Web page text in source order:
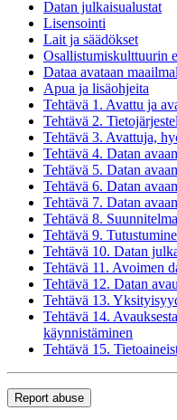
Datan julkaisualustat
Lisensointi
Lait ja säädökset
Osallistumiskulttuurin
Dataa avataan
Apua ja lisäohjeita
Tehtävä 1. Avattu ja
Tehtävä 2.
Tehtävä 3. Avattuja,
Tehtävä 4. Datan
Tehtävä 5. Datan
Tehtävä 6. Datan
Tehtävä 7. Datan
Tehtävä 8.
Tehtävä 9.
Tehtävä 10. Datan
Tehtävä 11. Avoimen
Tehtävä 12. Datan
Tehtävä 13.
Tehtävä 14.
käynnistäminen
Tehtävä 15.
Report abuse